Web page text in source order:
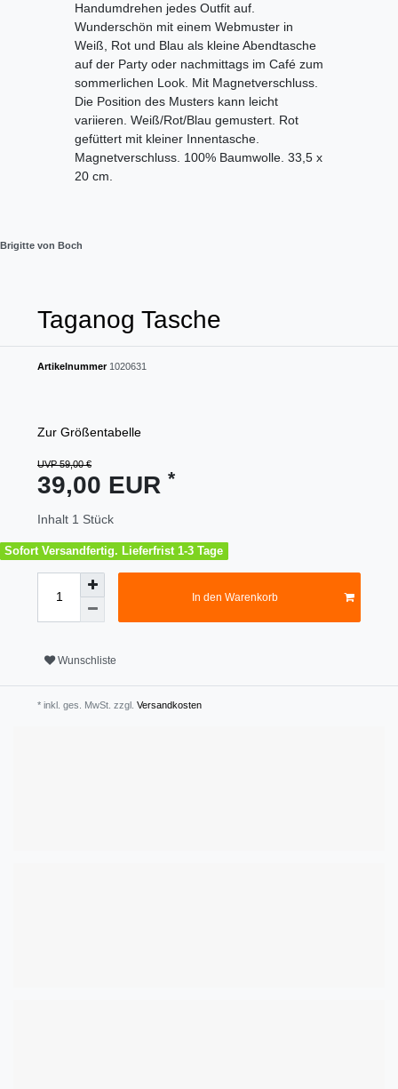
Handumdrehen jedes Outfit auf.
Wunderschön mit einem Webmuster in
Weiß, Rot und Blau als kleine Abendtasche
auf der Party oder nachmittags im Café zum
sommerlichen Look. Mit Magnetverschluss.
Die Position des Musters kann leicht
variieren. Weiß/Rot/Blau gemustert. Rot
gefüttert mit kleiner Innentasche.
Magnetverschluss. 100% Baumwolle. 33,5 x
20 cm.
Brigitte von Boch
Taganog Tasche
Artikelnummer 1020631
Zur Größentabelle
UVP 59,00 €
39,00 EUR *
Inhalt 1 Stück
Sofort Versandfertig. Lieferfrist 1-3 Tage
In den Warenkorb
Wunschliste
* inkl. ges. MwSt. zzgl. Versandkosten